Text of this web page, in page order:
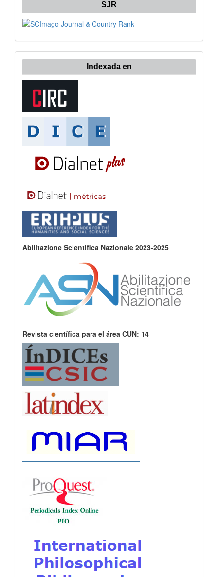
SJR
Indexada en
Abilitazione Scientifica Nazionale 2023-2025
Revista científica para el área CUN: 14